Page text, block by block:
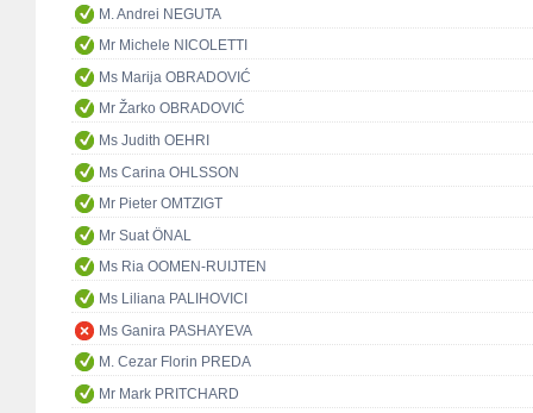
M. Andrei NEGUTA
Mr Michele NICOLETTI
Ms Marija OBRADOVIĆ
Mr Žarko OBRADOVIĆ
Ms Judith OEHRI
Ms Carina OHLSSON
Mr Pieter OMTZIGT
Mr Suat ÖNAL
Ms Ria OOMEN-RUIJTEN
Ms Liliana PALIHOVICI
Ms Ganira PASHAYEVA
M. Cezar Florin PREDA
Mr Mark PRITCHARD